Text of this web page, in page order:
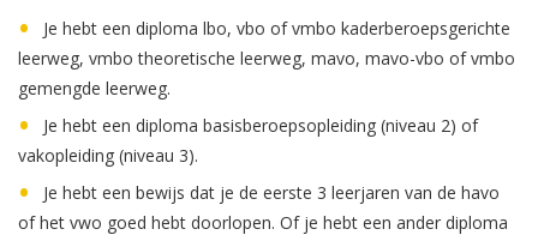
Je hebt een diploma lbo, vbo of vmbo kaderberoepsgerichte
leerweg, vmbo theoretische leerweg, mavo, mavo-vbo of vmbo
gemengde leerweg.
Je hebt een diploma basisberoepsopleiding (niveau 2) of
vakopleiding (niveau 3).
Je hebt een bewijs dat je de eerste 3 leerjaren van de havo
of het vwo goed hebt doorlopen. Of je hebt een ander diploma